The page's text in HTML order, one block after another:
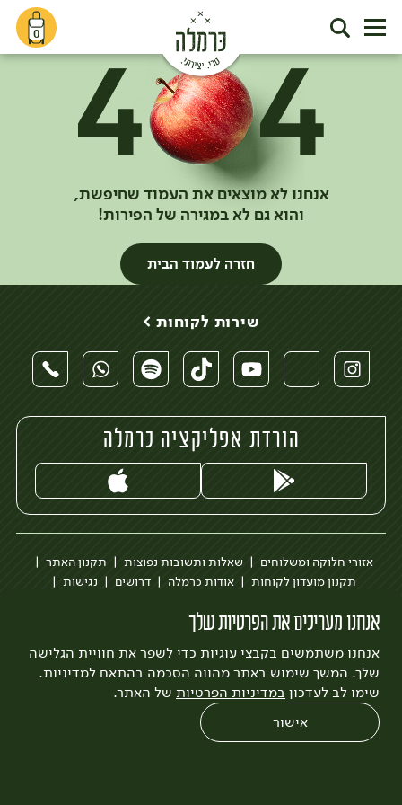
0
אנחנו לא מוצאים את העמוד שחיפשת,
והוא גם לא במגירה של הפירות!
חזרה לעמוד הבית
אנחנו מעריכים את הפרטיות שלך
אנחנו משתמשים בקבצי עוגיות כדי לשפר את חוויית הגלישה
שלך. המשך שימוש באתר מהווה הסכמה בהתאם למדיניות.
שימו לב לעדכון במדיניות הפרטיות של האתר.
אישור
שירות לקוחות >
הורדת אפליקציה כרמלה
אזורי חלוקה ומשלוחים שאלות ותשובות נפוצות
תקנון האתר
תקנון מועדון לקוחות
אודות כרמלה דרושים
נגישות
לצפייה בעדכון מדיניות פרטיות
עיצוב:3bears פיתוח:Quatro